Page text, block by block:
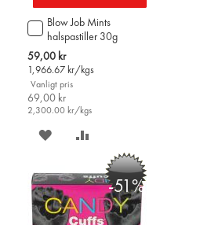
Blow Job Mints
halspastiller 30g
Special
Price
59,00 kr
1,966.67 kr/kgs
Vanligt pris
69,00 kr
2,300.00 kr/kgs
Lägg
till
i
varukorgen
SPARA
ÖNSKELISTAN
JÄMFÖR
-51%